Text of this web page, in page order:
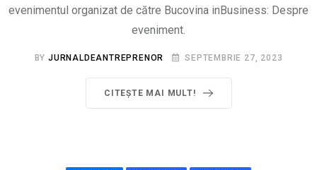
evenimentul organizat de către Bucovina inBusiness: Despre
eveniment.
BYJURNALDEANTREPRENOR SEPTEMBRIE 27, 2023
CITEȘTE MAI MULT!